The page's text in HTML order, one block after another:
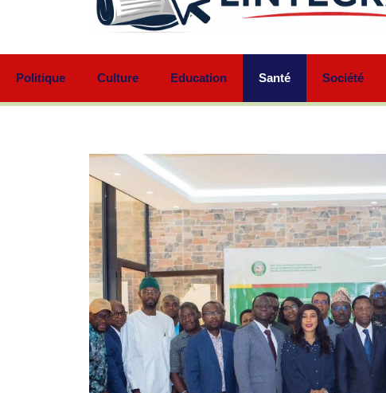
Politique Culture Education Santé Société